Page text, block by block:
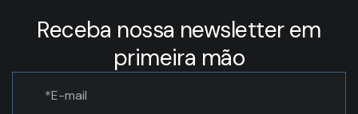
Receba nossa newsletter em
primeira mão